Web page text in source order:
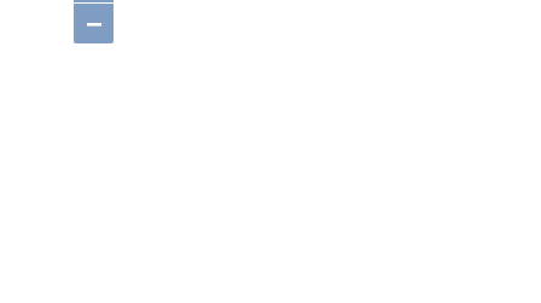
−